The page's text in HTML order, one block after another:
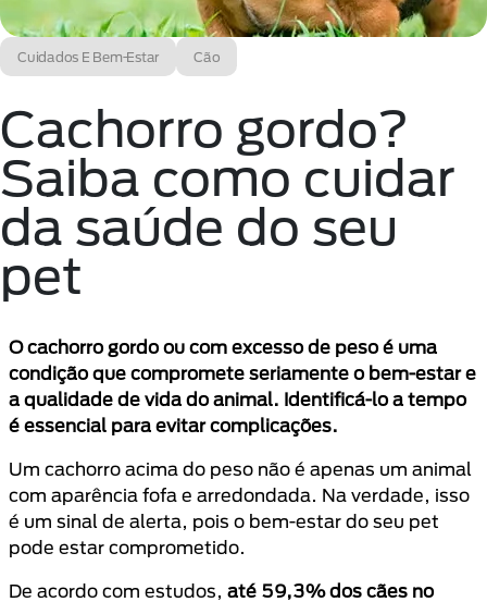
Cuidados E Bem-Estar Cão
Cachorro gordo?
Saiba como cuidar
da saúde do seu
pet
O cachorro gordo ou com excesso de peso é uma
condição que compromete seriamente o bem-estar e
a qualidade de vida do animal. Identificá-lo a tempo
é essencial para evitar complicações.
Um cachorro acima do peso não é apenas um animal
com aparência fofa e arredondada. Na verdade, isso
é um sinal de alerta, pois o bem-estar do seu pet
pode estar comprometido.
De acordo com estudos, até 59,3% dos cães no